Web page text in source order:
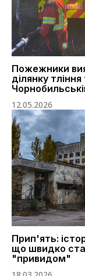
Пожежники
ділянку
12.05.2026
Прип'ять:
що швидко
"привидом"